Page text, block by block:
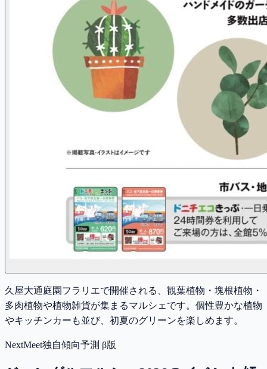
久屋大通庭園フラリエで開催される、観葉植物・塊根植物・
多肉植物や植物雑貨が集まるマルシェです。個性豊かな植物
やキッチンカーも並び、初夏のグリーンを楽しめます。
NextMeet独自傾向予測 β版